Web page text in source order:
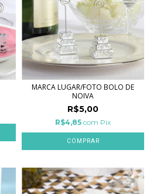
MARCA LUGAR/FOTO BOLO DE
NOIVA
R$5,00
R$4,85 com Pix